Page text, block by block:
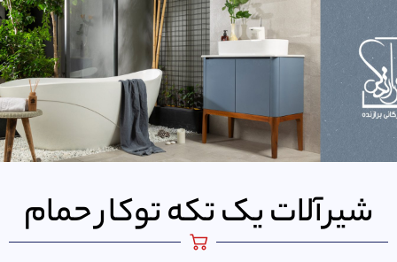
شیرآلات یک تکه توکار حمام